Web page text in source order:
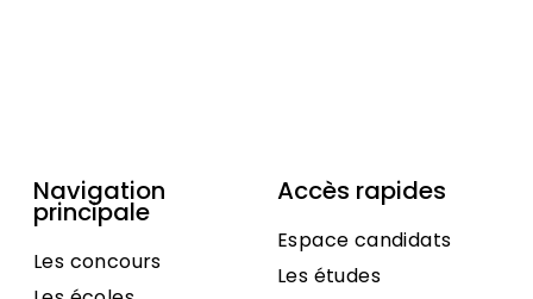
Navigation
principale
Les concours
Accès rapides
Espace candidats
Les études